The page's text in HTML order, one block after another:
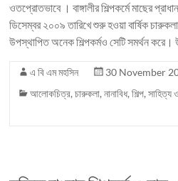
ওতপ্রোতভাবে । বাঙ্গালীর শিল্পকর্মে মাছের
ডিসেম্বর ২০০৯ তারিখে শুরু হওয়া বার্ষিক
উপস্থাপিত অনেক শিল্পকর্মও সেটি সমর্থন করে।
এ বি এম মহসিন
30 November
আলোকচিত্র,চারুকলা,নানাবিধ,শিল্প,